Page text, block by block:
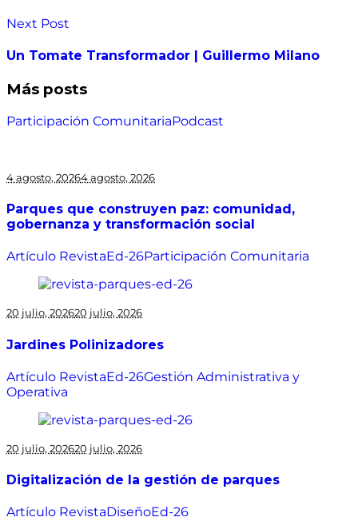
Next Post
Un Tomate Transformador | Guillermo Milano
Más posts
Participación ComunitariaPodcast
4 agosto, 20264 agosto, 2026
Parques que construyen paz: comunidad,
gobernanza y transformación social
Artículo RevistaEd-26Participación Comunitaria
20 julio, 202620 julio, 2026
Jardines Polinizadores
Artículo RevistaEd-26Gestión Administrativa y
Operativa
20 julio, 202620 julio, 2026
Digitalización de la gestión de parques
Artículo RevistaDiseñoEd-26